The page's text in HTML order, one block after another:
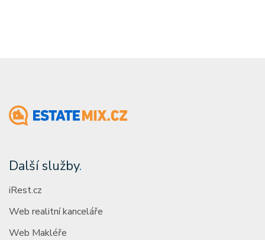
Další služby.
iRest.cz
Web realitní kanceláře
Web Makléře